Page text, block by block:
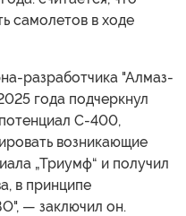
самолетов в ходе
разработчика "Алмаз-
года подчеркнул
С-400,
возникающие
„Триумф“ и получил
в принципе
— заключил он.